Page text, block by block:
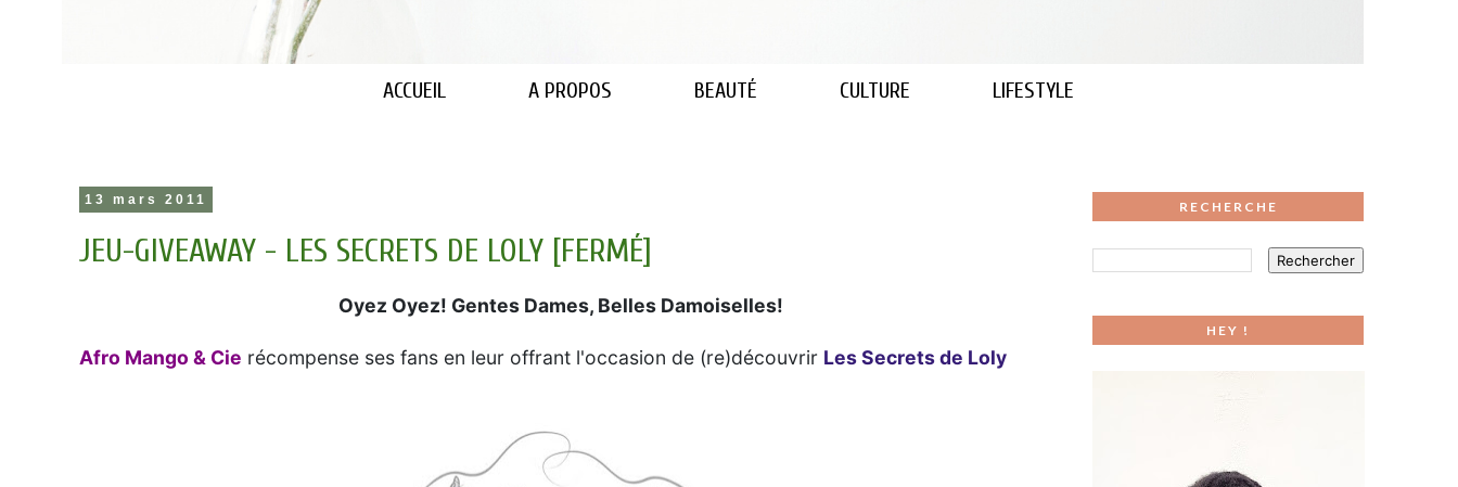
ACCUEIL A PROPOS BEAUTÉ CULTURE LIFESTYLE
13 mars 2011
JEU-GIVEAWAY - LES SECRETS DE LOLY [FERMÉ]
Oyez Oyez! Gentes Dames, Belles Damoiselles!
Afro Mango & Cie récompense ses fans en leur offrant l'occasion de (re)découvrir Les Secrets de Loly
RECHERCHE
HEY !